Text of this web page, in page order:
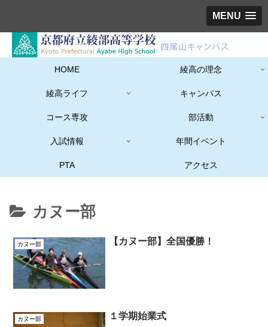
MENU
HOME 綾高の理念
綾高ライフ キャンパス
コース専攻 部活動
入試情報 年間イベント
PTA アクセス
カヌー部
カヌー部 【カヌー部】全国優勝！
カヌー部 １学期始業式